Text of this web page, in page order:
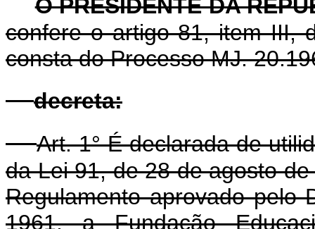
O PRESIDENTE DA
confere o artigo 81, item III,
consta do Processo MJ.
decreta:
Art. 1° É declarada de
da Lei 91, de 28 de agosto
Regulamento aprovado pelo
1961, a Fundação